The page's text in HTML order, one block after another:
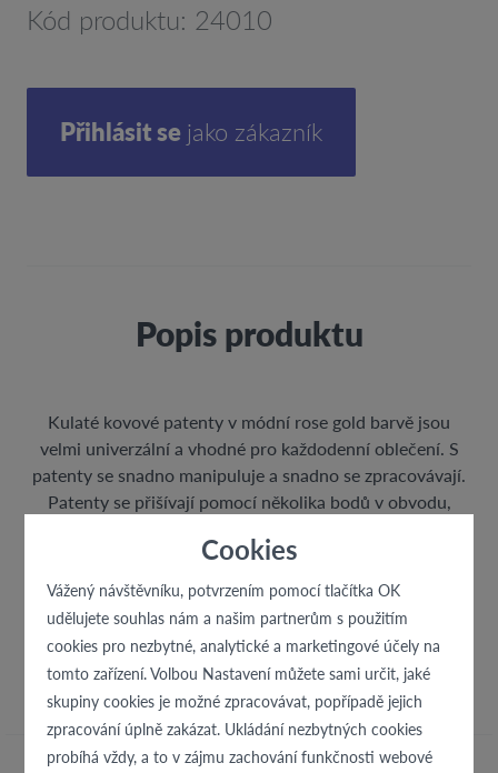
Cookies
Vážený návštěvníku, potvrzením pomocí tlačítka OK
udělujete souhlas nám a našim partnerům s použitím
cookies pro nezbytné, analytické a marketingové účely na
tomto zařízení. Volbou Nastavení můžete sami určit, jaké
skupiny cookies je možné zpracovávat, popřípadě jejich
zpracování úplně zakázat. Ukládání nezbytných cookies
probíhá vždy, a to v zájmu zachování funkčnosti webové
Kód produktu: 24010
Přihlásit se jako zákazník
Popis produktu
Kulaté kovové patenty v módní rose gold barvě jsou
velmi univerzální a vhodné pro každodenní oblečení. S
patenty se snadno manipuluje a snadno se zpracovávají.
Patenty se přišívají pomocí několika bodů v obvodu,
K této látce doporučujeme